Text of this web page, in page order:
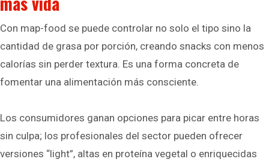
Con map-food se puede controlar no solo el tipo sino la
cantidad de grasa por porción, creando snacks con menos
calorías sin perder textura. Es una forma concreta de
fomentar una alimentación más consciente.
Los consumidores ganan opciones para picar entre horas
sin culpa; los profesionales del sector pueden ofrecer
versiones “light”, altas en proteína vegetal o enriquecidas